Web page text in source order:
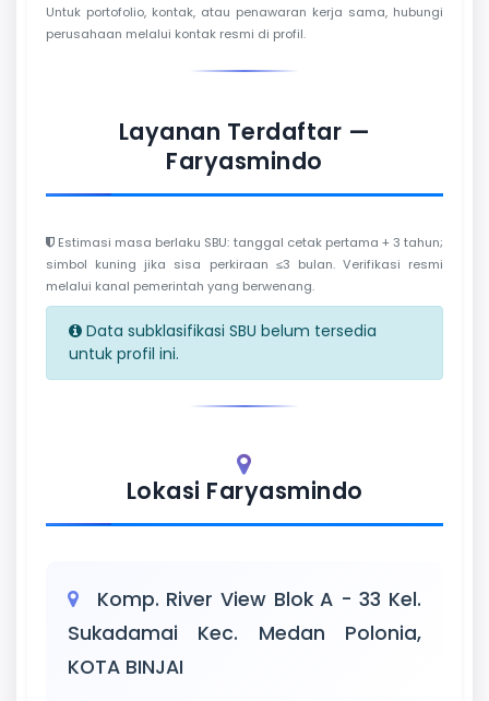
Untuk portofolio, kontak, atau penawaran kerja sama, hubungi
perusahaan melalui kontak resmi di profil.
Layanan Terdaftar —
Faryasmindo
Estimasi masa berlaku SBU: tanggal cetak pertama + 3 tahun;
simbol kuning jika sisa perkiraan ≤3 bulan. Verifikasi resmi
melalui kanal pemerintah yang berwenang.
Data subklasifikasi SBU belum tersedia
untuk profil ini.
Lokasi Faryasmindo
Komp. River View Blok A - 33 Kel.
Sukadamai Kec. Medan Polonia,
KOTA BINJAI